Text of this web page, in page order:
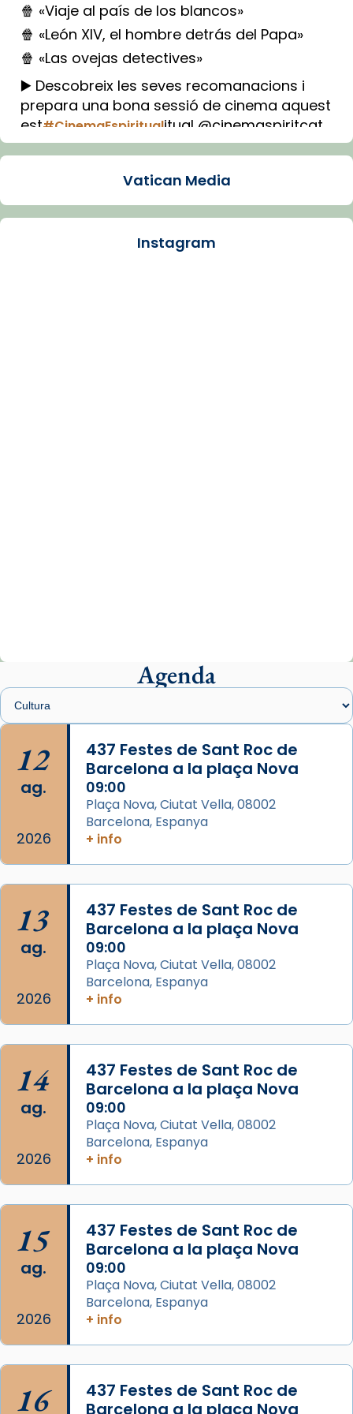
🍿 «Viaje al país de los blancos»
🍿 «León XIV, el hombre detrás del Papa»
🍿 «Las ovejas detectives»
▶️ Descobreix les seves recomanacions i
prepara una bona sessió de cinema aquest
est#CinemaEspiritualitual @cinemaspiritcat
Imatge: Generada amb IA (OpenAI)
Arquebisbat de Barcelona
presidit aquest 27 de juliol la missa de Les
Santes de Mataró.
🔗
📸 J. Merino
Photo
View on Facebook · Share
Arquebisbat de Barcelona
2 weeks ago
Aquest dilluns, 27 de juliol, ha tingut lloc la
missa d’acció de gràcies en agraïment al
comitè organitzador de la visita apostòlica
del Sant Pare Lleó XIV a Barcelona, i als
col·laboradors, a la Catedral de Barcelona.
L’arquebisbe de Barcelona, el cardenal Joan
📸 Dr. G. Simón
Photo
View on Facebook · Share
Memòria de les santes Juliana i
Semproniana, verges i màrtirs.
Acompanyant la història de sant Cugat, a
partir de l’Edat Mitjana sorgeix la tradició
que les santes Juliana (“relatiu a Júlia”) i
Semproniana (“relatiu a Semprònia =
eterna”) són deixebles seves. I l’any 1667, el
frare Joan Gaspar Roig, afirma en una obra
que les santes són filles de l’antiga Iluro.
Mataró en reivindicarà les relíquies fins que
Vatican Media
Instagram
Agenda
12
ag.
2026
437 Festes de Sant Roc de
Barcelona a la plaça Nova
09:00
Plaça Nova, Ciutat Vella, 08002
Barcelona, Espanya
+ info
13
ag.
2026
437 Festes de Sant Roc de
Barcelona a la plaça Nova
09:00
Plaça Nova, Ciutat Vella, 08002
Barcelona, Espanya
+ info
14
ag.
2026
437 Festes de Sant Roc de
Barcelona a la plaça Nova
09:00
Plaça Nova, Ciutat Vella, 08002
Barcelona, Espanya
+ info
15
ag.
2026
437 Festes de Sant Roc de
Barcelona a la plaça Nova
09:00
Plaça Nova, Ciutat Vella, 08002
Barcelona, Espanya
+ info
16
437 Festes de Sant Roc de
Barcelona a la plaça Nova